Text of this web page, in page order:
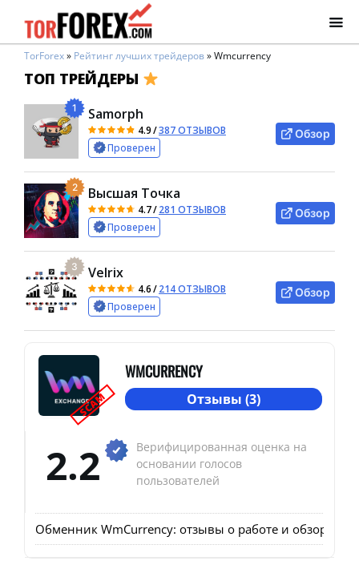
TorForex» Рейтинг лучших трейдеров»Wmcurrency
ТОП ТРЕЙДЕРЫ
1 Samorph
4.9/387 ОТЗЫВОВ
Проверен
Обзор
2 Высшая Точка
4.7/281 ОТЗЫВОВ
Проверен
Обзор
3 Velrix
4.6/214 ОТЗЫВОВ
Проверен
Обзор
SCAM
WMCURRENCY
Отзывы (3)
2.2
Верифицированная оценка на
основании голосов
пользователей
Обменник WmCurrency: отзывы о работе и обзор